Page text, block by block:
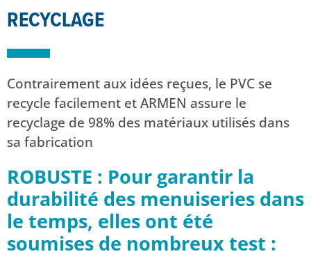
RECYCLAGE
Contrairement aux idées reçues, le PVC se
recycle facilement et ARMEN assure le
recyclage de 98% des matériaux utilisés dans
sa fabrication
ROBUSTE : Pour garantir la
durabilité des menuiseries dans
le temps, elles ont été
soumises de nombreux test :